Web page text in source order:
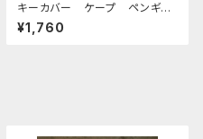
キーカバー ケープ ペンギ
ン CAMEL キャメル 栃木
レザー
¥1,760